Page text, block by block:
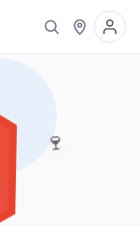
🍷